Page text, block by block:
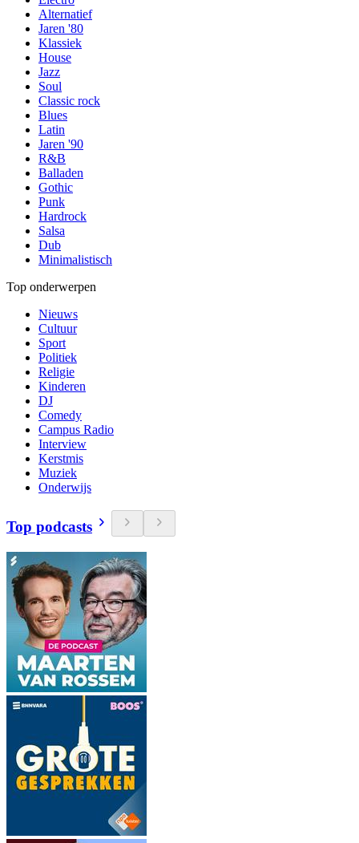
Alternatief
Jaren '80
Klassiek
House
Jazz
Soul
Classic rock
Blues
Latin
Jaren '90
R&B
Balladen
Gothic
Punk
Hardrock
Salsa
Dub
Minimalistisch
Top onderwerpen
Nieuws
Cultuur
Sport
Politiek
Religie
Kinderen
DJ
Comedy
Campus Radio
Interview
Kerstmis
Muziek
Onderwijs
Top podcasts